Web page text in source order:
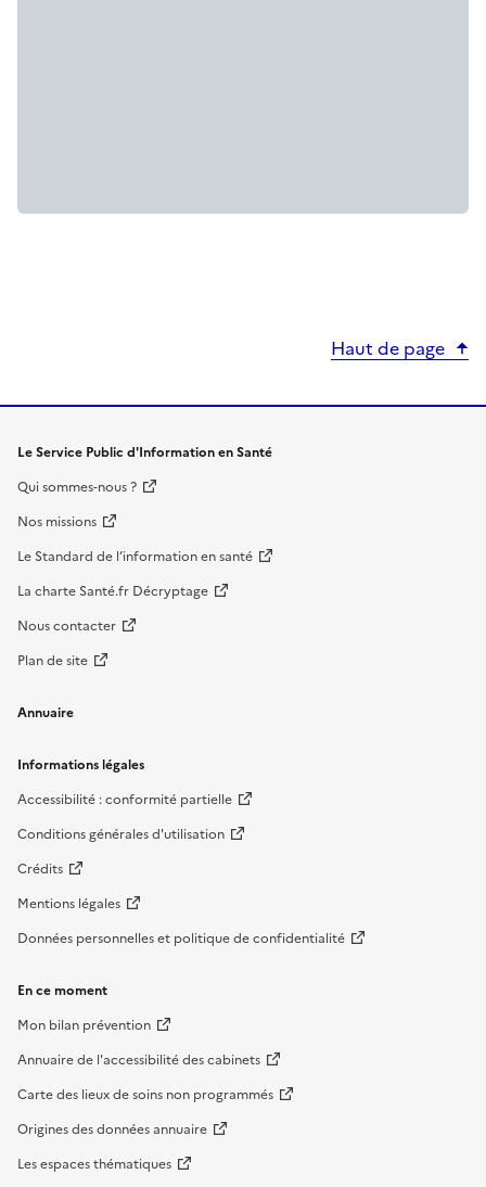
Haut de page
Le Service Public d'Information en Santé
Qui sommes-nous ?
Nos missions
Le Standard de l’information en santé
La charte Santé.fr Décryptage
Nous contacter
Plan de site
Annuaire
Informations légales
Accessibilité : conformité partielle
Conditions générales d'utilisation
Crédits
Mentions légales
Données personnelles et politique de confidentialité
En ce moment
Mon bilan prévention
Annuaire de l'accessibilité des cabinets
Carte des lieux de soins non programmés
Origines des données annuaire
Les espaces thématiques